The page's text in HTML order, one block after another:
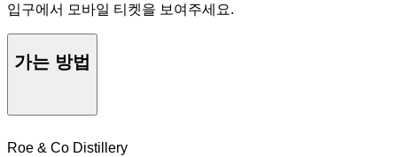
입구에서 모바일 티켓을 보여주세요.
가는 방법
Roe & Co Distillery